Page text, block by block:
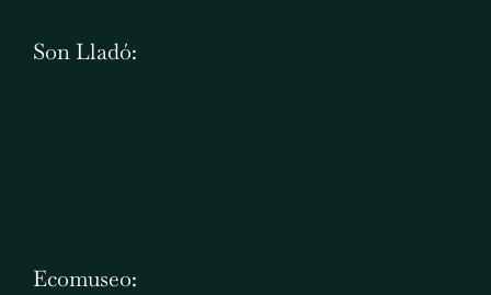
Son Lladó:
Ecomuseo: